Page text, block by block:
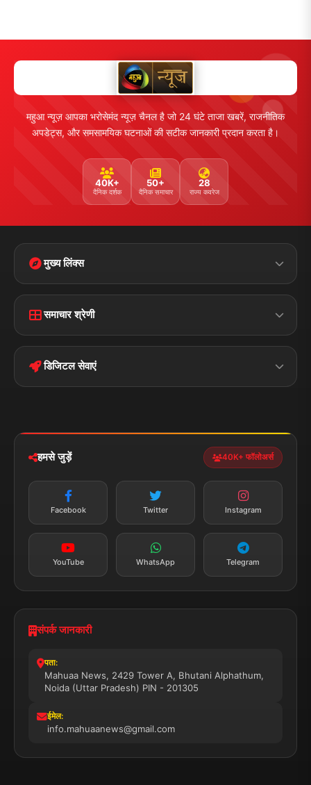
महुआ न्यूज़ आपका भरोसेमंद न्यूज़ चैनल है जो 24 घंटे ताजा खबरें, राजनीतिक
अपडेट्स, और समसामयिक घटनाओं की सटीक जानकारी प्रदान करता है।
40K+
दैनिक दर्शक
50+
दैनिक समाचार
28
राज्य कवरेज
मुख्य लिंक्स
Disclaimer
Terms &
Privacy Policy
समाचार श्रेणी
पॉलिटिकल झारखण्ड
डिजिटल सेवाएं
न्यूज़ अलर्ट
सब्सक्राइब करें
हमसे जुड़ें 40K+ फॉलोअर्स
Facebook Twitter Instagram
YouTube WhatsApp Telegram
संपर्क जानकारी
पता:
Mahuaa News, 2429 Tower A, Bhutani Alphathum,
Noida (Uttar Pradesh) PIN - 201305
ईमेल:
info.mahuaanews@gmail.com